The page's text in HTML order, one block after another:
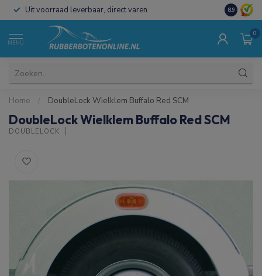
Uit voorraad leverbaar, direct varen Al 15 jaar
8.9
MENU
0
Home / DoubleLock Wielklem Buffalo Red SCM
DoubleLock Wielklem Buffalo Red SCM
DOUBLELOCK